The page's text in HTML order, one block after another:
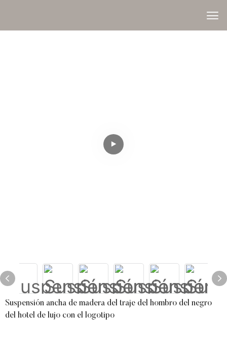
Suspensión ancha de madera del traje del hombro del negro
del hotel de lujo con el logotipo